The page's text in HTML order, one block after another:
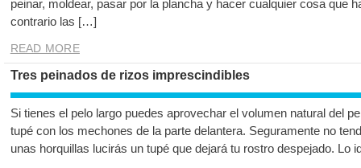
peinar, moldear, pasar por la plancha y hacer cualquier cosa que
contrario las […]
READ MORE
Tres peinados de rizos imprescindibles
Si tienes el pelo largo puedes aprovechar el volumen natural del
tupé con los mechones de la parte delantera. Seguramente no
unas horquillas lucirás un tupé que dejará tu rostro despejado. Lo